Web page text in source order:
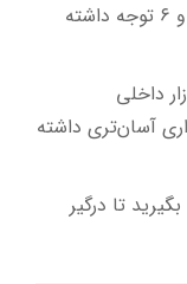
به مدل‌های دارای استاندارد یورو ۵ و ۶ توجه داشته
داخلی
آسان‌تری داشته
تا درگیر